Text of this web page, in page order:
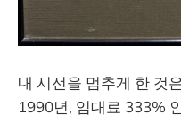
내 시선을 멈추게 한 것
1990년, 임대료 333%